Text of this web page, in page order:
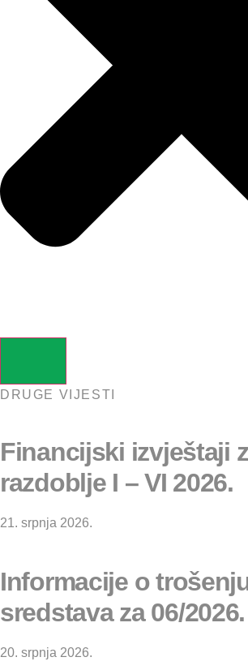
DRUGE VIJESTI
Financijski izvještaji
razdoblje I – VI 2026.
21. srpnja 2026.
Informacije o
sredstava za 06/2026.
20. srpnja 2026.